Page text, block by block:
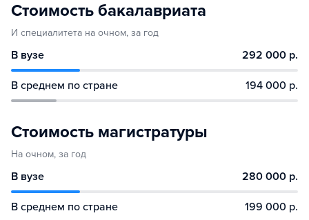
Стоимость бакалавриата
И специалитета на очном, за год
В вузе 292 000 р.
В среднем по стране 194 000 р.
Стоимость магистратуры
На очном, за год
В вузе 280 000 р.
В среднем по стране 199 000 р.